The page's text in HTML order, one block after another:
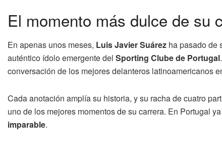
El momento más dulce de su
En apenas unos meses, Luis Javier Suárez ha pasado de
auténtico ídolo emergente del Sporting Clube de Portugal
conversación de los mejores delanteros latinoamericanos
Cada anotación amplía su historia, y su racha de cuatro
uno de los mejores momentos de su carrera. En Portugal
imparable.